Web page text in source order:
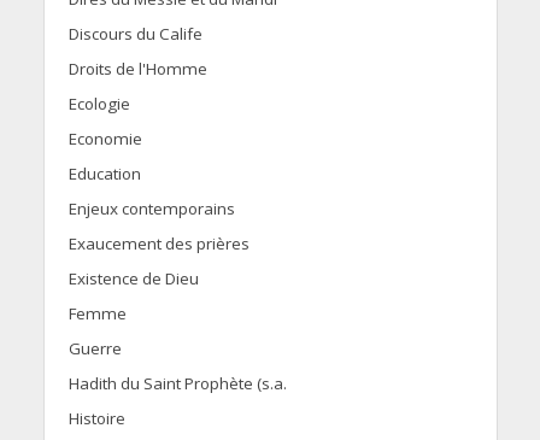
Discours du Calife
Droits de l'Homme
Ecologie
Economie
Education
Enjeux contemporains
Exaucement des prières
Existence de Dieu
Femme
Guerre
Hadith du Saint Prophète (s.a.
Histoire